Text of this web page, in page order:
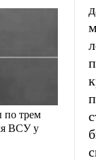
по трем
ВСУ у